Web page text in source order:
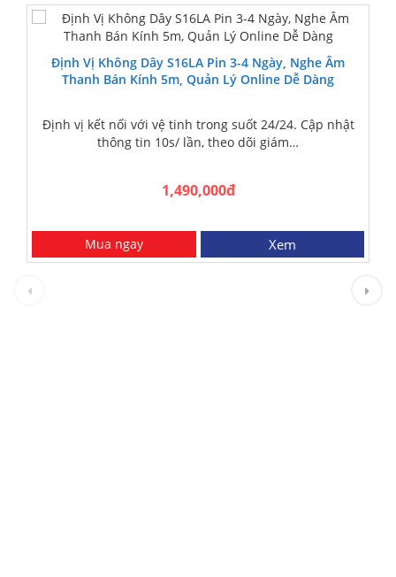
Định Vị Không Dây S16LA Pin 3-4 Ngày, Nghe Âm
Thanh Bán Kính 5m, Quản Lý Online Dễ Dàng
Định vị kết nối với vệ tinh trong suốt 24/24. Cập nhật
thông tin 10s/ lần, theo dõi giám…
1,490,000đ
Mua ngay Xem